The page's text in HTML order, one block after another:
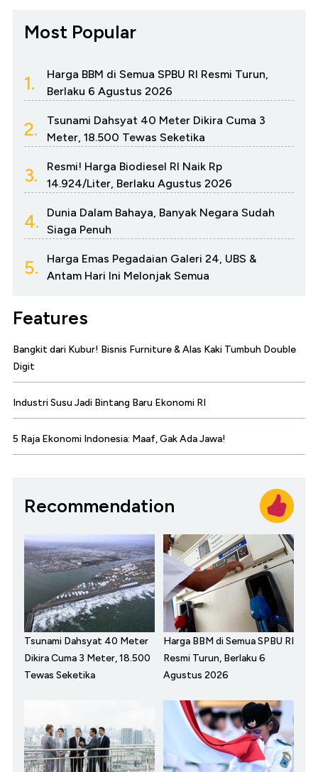
Most Popular
1.
Harga BBM di Semua SPBU RI Resmi Turun,
Berlaku 6 Agustus 2026
2.
Tsunami Dahsyat 40 Meter Dikira Cuma 3
Meter, 18.500 Tewas Seketika
3.
Resmi! Harga Biodiesel RI Naik Rp
14.924/Liter, Berlaku Agustus 2026
4.
Dunia Dalam Bahaya, Banyak Negara Sudah
Siaga Penuh
5.
Harga Emas Pegadaian Galeri 24, UBS &
Antam Hari Ini Melonjak Semua
Features
Bangkit dari Kubur! Bisnis Furniture & Alas Kaki Tumbuh Double
Digit
Industri Susu Jadi Bintang Baru Ekonomi RI
5 Raja Ekonomi Indonesia: Maaf, Gak Ada Jawa!
Recommendation
Tsunami Dahsyat 40 Meter
Dikira Cuma 3 Meter, 18.500
Tewas Seketika
Harga BBM di Semua SPBU RI
Resmi Turun, Berlaku 6
Agustus 2026